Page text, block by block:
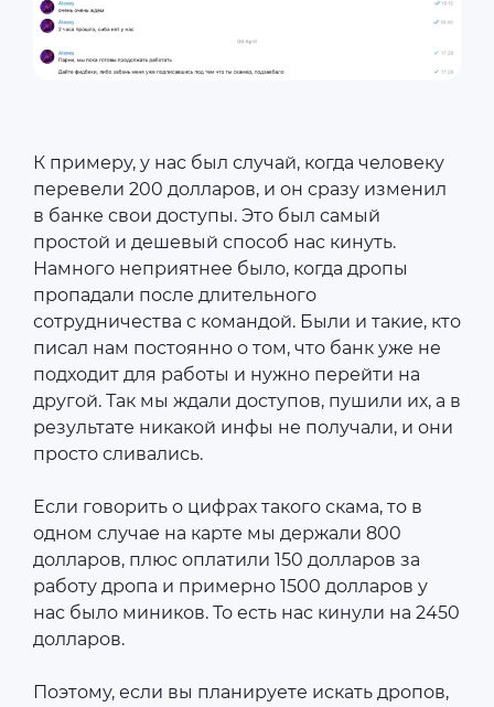
К примеру, у нас был случай, когда человеку
перевели 200 долларов, и он сразу изменил
в банке свои доступы. Это был самый
простой и дешевый способ нас кинуть.
Намного неприятнее было, когда дропы
пропадали после длительного
сотрудничества с командой. Были и такие, кто
писал нам постоянно о том, что банк уже не
подходит для работы и нужно перейти на
другой. Так мы ждали доступов, пушили их, а в
результате никакой инфы не получали, и они
просто сливались.
Если говорить о цифрах такого скама, то в
одном случае на карте мы держали 800
долларов, плюс оплатили 150 долларов за
работу дропа и примерно 1500 долларов у
нас было миников. То есть нас кинули на 2450
долларов.
Поэтому, если вы планируете искать дропов,